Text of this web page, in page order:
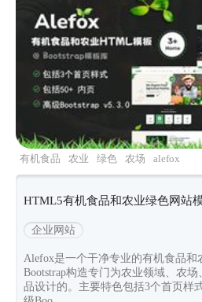
有机食品 农业 绿色 农场 alefox
HTML5有机食品和农业绿色网站
企业网站
Alefox是一个干净专业的有机食品
Bootstrap构造专门为农业领域、农
品设计的。主要特色包括3个首页样